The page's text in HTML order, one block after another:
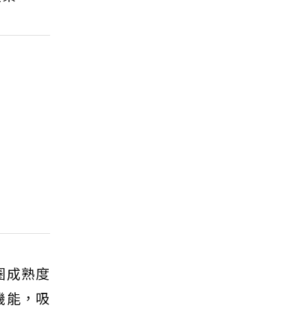
成熟度
能，吸